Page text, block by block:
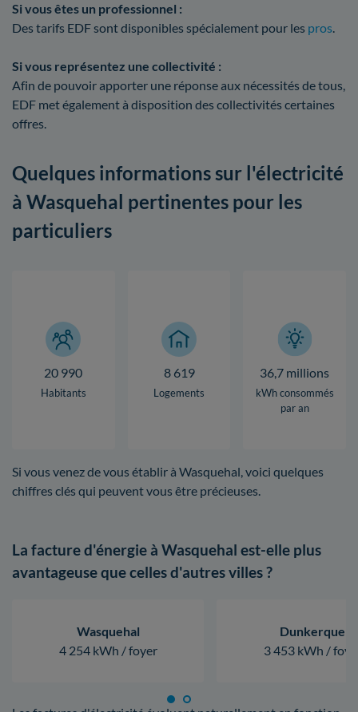
Si vous êtes un professionnel :
Des tarifs EDF sont disponibles spécialement pour les pros.
Si vous représentez une collectivité :
Afin de pouvoir apporter une réponse aux nécessités de tous,
EDF met également à disposition des collectivités certaines
offres.
Quelques informations sur l'électricité
à Wasquehal pertinentes pour les
particuliers
20 990
Habitants
8 619
Logements
36,7 millions
kWh consommés
par an
Si vous venez de vous établir à Wasquehal, voici quelques
chiffres clés qui peuvent vous être précieuses.
La facture d'énergie à Wasquehal est-elle plus
avantageuse que celles d'autres villes ?
Wasquehal
4 254 kWh / foyer
Dunkerque
3 453 kWh /